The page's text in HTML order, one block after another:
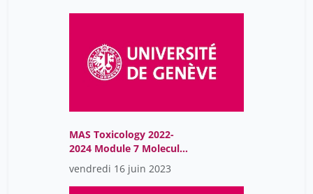
MAS Toxicology 2022-
2024 Module 7 Molecular
Endocrinology
vendredi 16 juin 2023